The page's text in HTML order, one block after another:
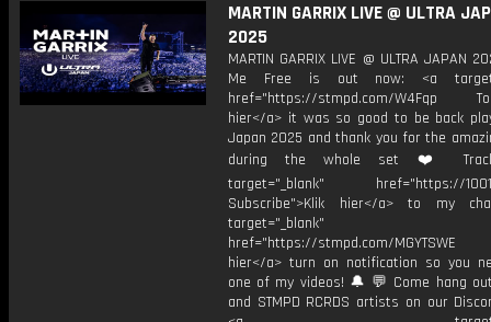
MARTIN GARRIX LIVE @ ULTRA
2025
MARTIN GARRIX LIVE @ ULTRA JAPAN
Me Free is out now: <a
href="https://stmpd.com/W4Fqp
hier</a> it was so good to be back
Japan 2025 and thank you for the
during the whole set ❤️
target="_blank" href="https://
Subscribe">Klik hier</a> to my
target="_blank"
href="https://stmpd.com/MGYTSWE
hier</a> turn on notification so you
one of my videos! 🔔 💬 Come hang
and STMPD RCRDS artists on our